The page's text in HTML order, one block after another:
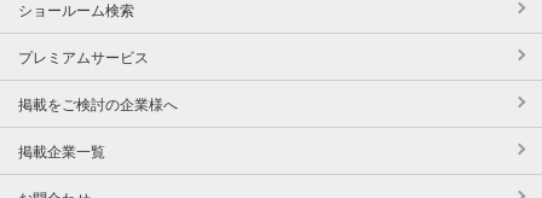
ショールーム検索
プレミアムサービス
掲載をご検討の企業様へ
掲載企業一覧